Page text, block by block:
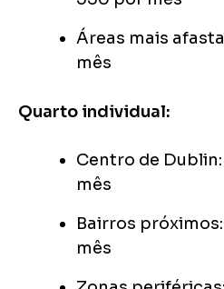
Áreas mais
mês
Quarto individual:
Centro de
mês
Bairros
mês